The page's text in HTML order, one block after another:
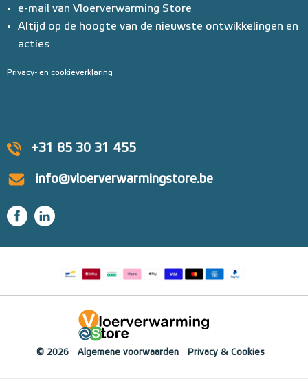
+31 85 30 31 455
info@vloerverwarmingstore.be
e-mail van Vloerverwarming Store
Altijd op de hoogte van de nieuwste ontwikkelingen en
acties
Privacy- en cookieverklaring
© 2026 Algemene voorwaarden Privacy & Cookies